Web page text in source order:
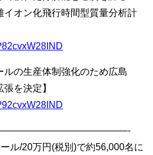
イオン化飛行時間型質量分析計
ルの生産体制強化のため広島
を決定】
ル/20万円(税別)で約56,000名に